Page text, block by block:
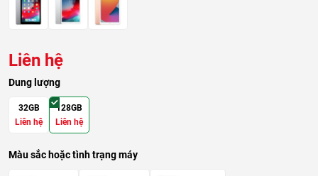
Liên hệ
Dung lượng
32GB
Liên hệ
128GB
Liên hệ
Màu sắc hoặc tình trạng máy